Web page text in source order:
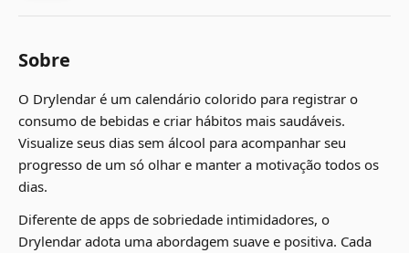
Sobre
O Drylendar é um calendário colorido para registrar o
consumo de bebidas e criar hábitos mais saudáveis.
Visualize seus dias sem álcool para acompanhar seu
progresso de um só olhar e manter a motivação todos os
dias.
Diferente de apps de sobriedade intimidadores, o
Drylendar adota uma abordagem suave e positiva. Cada